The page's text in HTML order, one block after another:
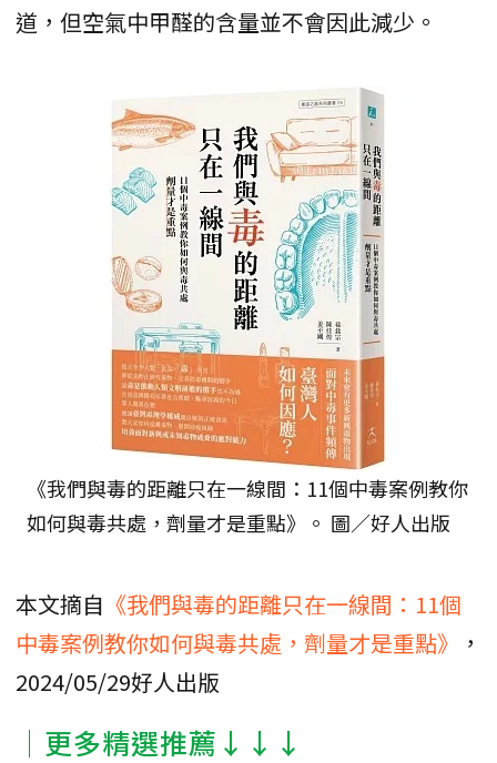
道，但空氣中甲醛的含量並不會因此減少。
《我們與毒的距離只在一線間：11個中毒案例教你
如何與毒共處，劑量才是重點》。 圖／好人出版
本文摘自 《我們與毒的距離只在一線間：11個
中毒案例教你如何與毒共處，劑量才是重點》
，
2024/05/29好人出版
│更多精選推薦↓↓↓